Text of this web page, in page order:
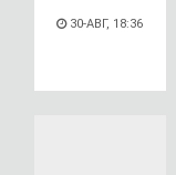
30-АВГ, 18:36